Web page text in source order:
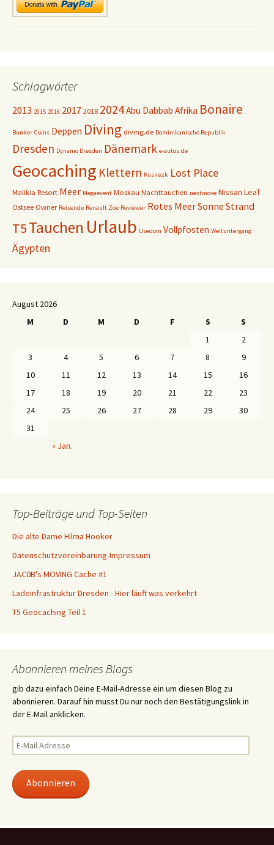
Schlagwörter
2013 2015 2016 2017 2018 2024Abu Dabbab Afrika Bonaire
Bunker Coins Deppen Diving diving.de Dominikanische Republik
Dresden Dynamo Dresden Dänemark e-autos.de
Geocaching Klettern Kusnezk Lost Place
Malikia Resort Meer Megaevent Moskau Nachttauchen nextmove Nissan Leaf
Ostsee Owner Reisende Renault Zoe Reviewer Rotes MeerSonne Strand
T5Tauchen Urlaub Usedom Vollpfosten Weltuntergang
Ägypten
August 2026
M
D M D F S
S
1
2
3
4 5 6 7 8
9
10
11 12 13 14 15
16
17
18 19 20 21 22
23
24
25 26 27 28 29
30
31
« Jan.
Top-Beiträge und Top-Seiten
Die alte Dame Hilma Hooker
Datenschutzvereinbarung-Impressum
JAC0B's MOVING Cache #1
Ladeinfrastruktur Dresden - Hier läuft was verkehrt
T5 Geocaching Teil 1
Abonnieren meines Blogs
gib dazu einfach Deine E-Mail-Adresse ein um diesen Blog zu
abonnieren. Darauf hin musst Du nur noch den Bestätigungslink in
der E-Mail anklicken.
E-
Mail
Abonnieren